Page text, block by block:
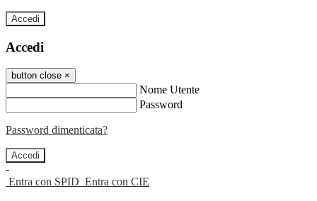
Accedi
Accedi
button close ×
Nome Utente
Password
Password dimenticata?
-
Entra con SPID Entra con CIE